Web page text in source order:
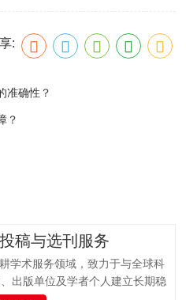
:
准确性？
？
稿与选刊服务
学术服务领域，致力于与全球科
出版单位及学者个人建立长期稳